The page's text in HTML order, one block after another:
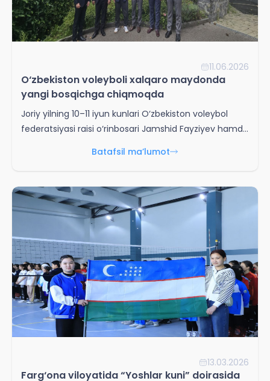
11.06.2026
O‘zbekiston voleyboli xalqaro maydonda
yangi bosqichga chiqmoqda
Joriy yilning 10–11 iyun kunlari O‘zbekiston voleybol
federatsiyasi raisi o‘rinbosari Jamshid Fayziyev hamda
Shveysariyada joylashgan Xalqaro voleybol
federatsiyasi (FIVB) bosh qarorgohida rasmiy
uchrashuv va muzokaralarda ishtirok etdi.
Batafsil ma’lumot
13.03.2026
Farg‘ona viloyatida “Yoshlar kuni” doirasida